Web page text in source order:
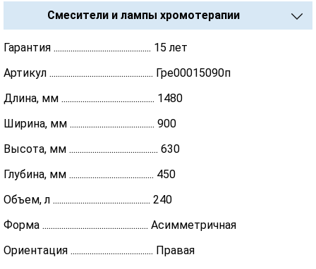
Смесители и лампы хромотерапии
Гарантия .............................................. 15 лет
Артикул ................................................. Гре00015090п
Длина, мм ............................................ 1480
Ширина, мм ........................................ 900
Высота, мм .......................................... 630
Глубина, мм ........................................ 450
Объем, л .............................................. 240
Форма .................................................. Асимметричная
Ориентация ....................................... Правая